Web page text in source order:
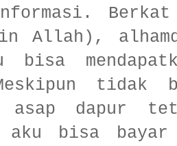
Allah),
tidak
asap dapur
aku bisa